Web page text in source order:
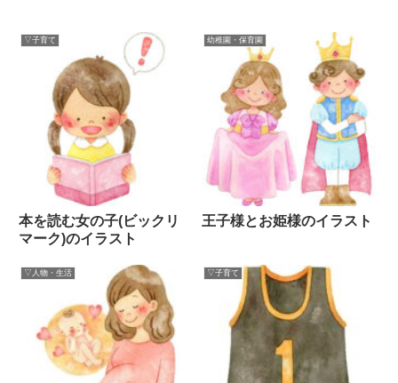
▽子育て
本を読む女の子(ビックリ
マーク)のイラスト
幼稚園・保育園
王子様とお姫様のイラスト
▽人物・生活 ▽子育て